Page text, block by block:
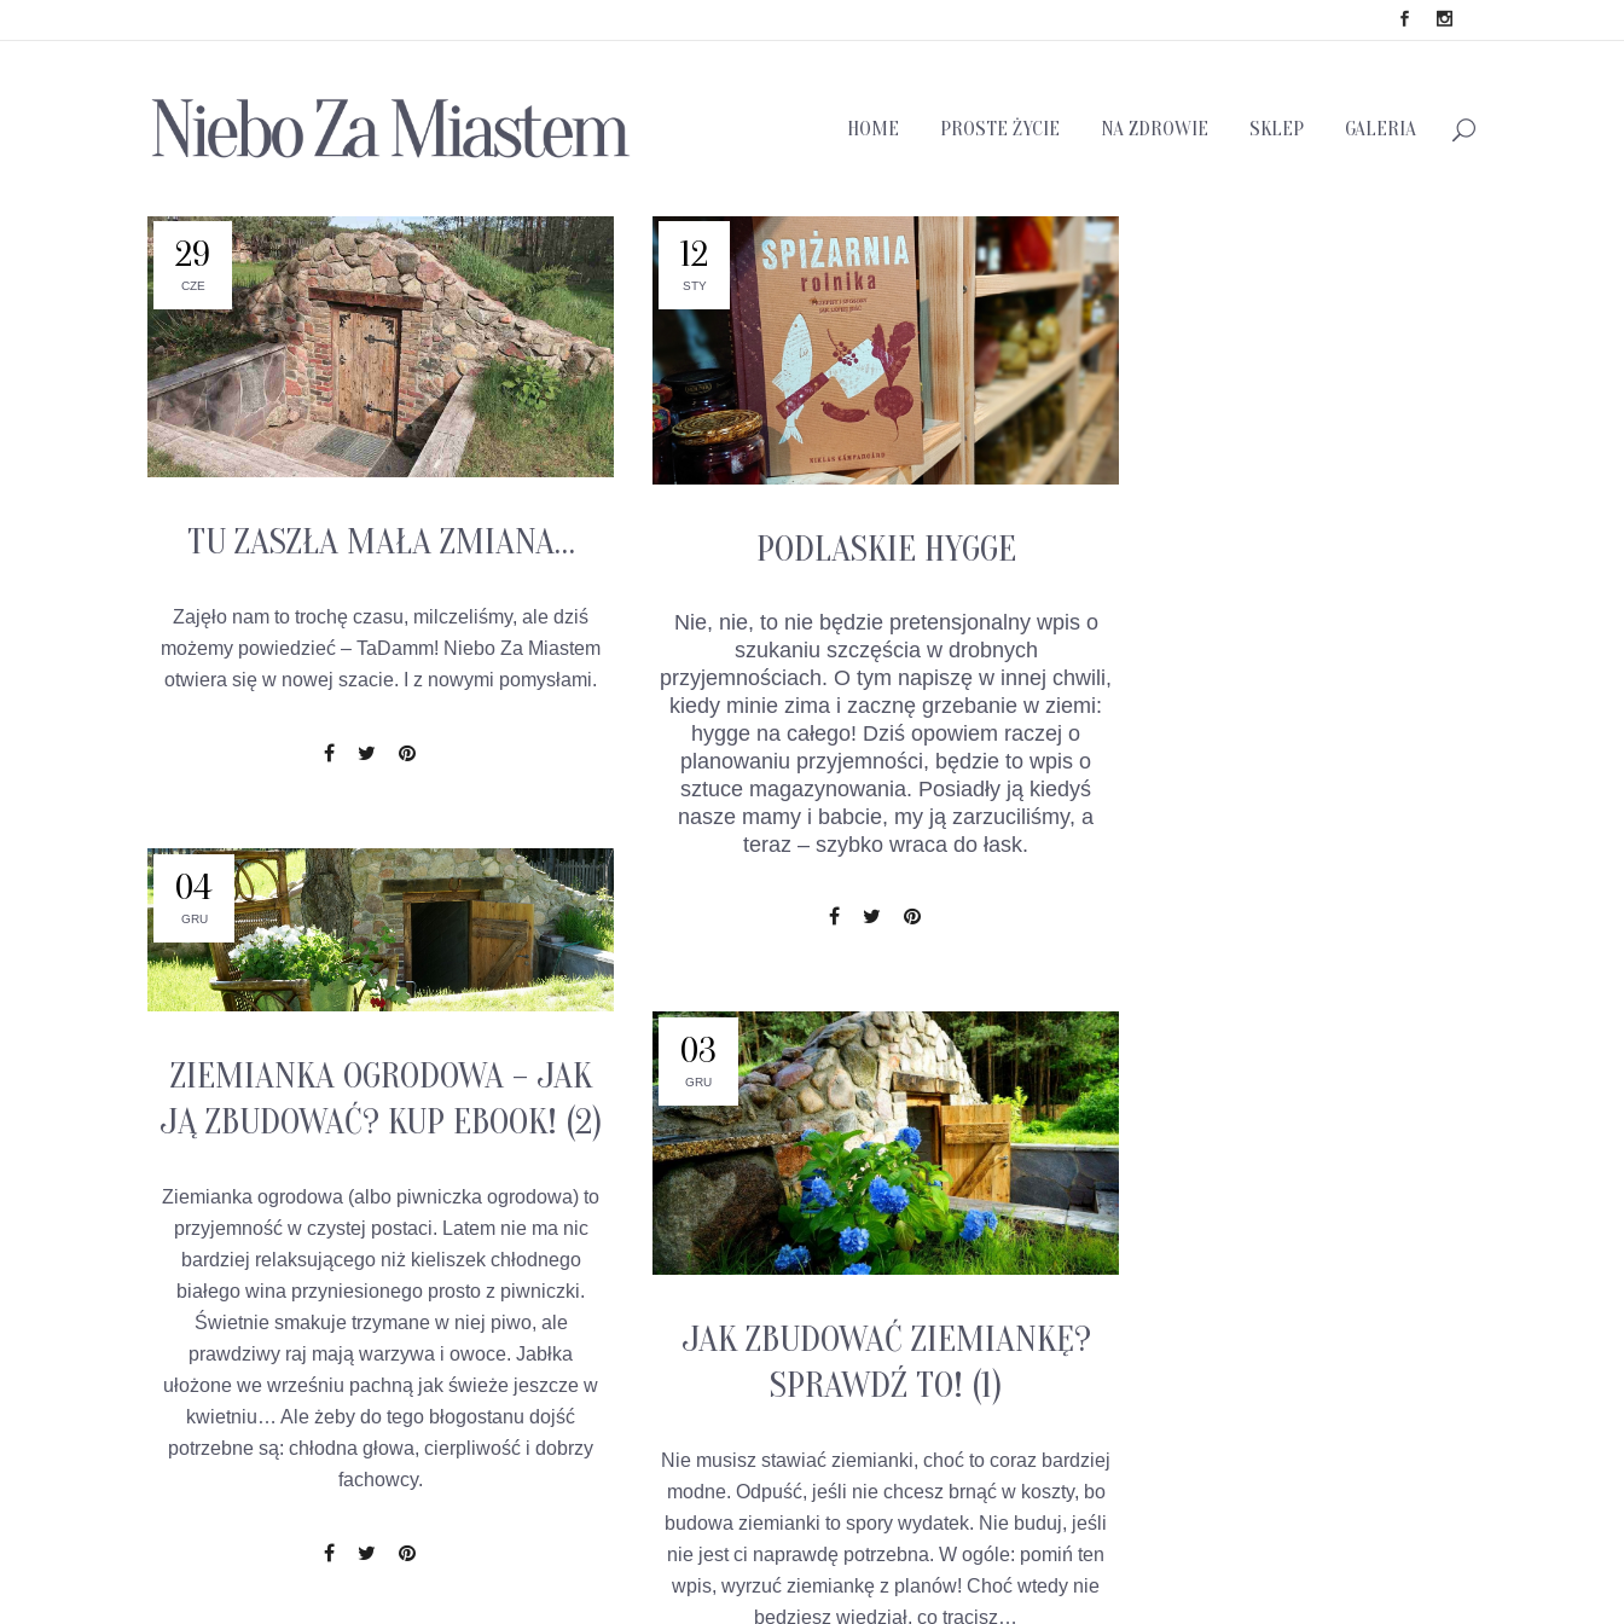
HOME PROSTE ŻYCIE NA ZDROWIE SKLEP GALERIA
29
CZE
TU ZASZŁA MAŁA ZMIANA…
Zajęło nam to trochę czasu, milczeliśmy, ale dziś
możemy powiedzieć – TaDamm! Niebo Za Miastem
otwiera się w nowej szacie. I z nowymi pomysłami.
12
STY
PODLASKIE HYGGE
Nie, nie, to nie będzie pretensjonalny wpis o
szukaniu szczęścia w drobnych
przyjemnościach. O tym napiszę w innej chwili,
kiedy minie zima i zacznę grzebanie w ziemi:
hygge na całego! Dziś opowiem raczej o
planowaniu przyjemności, będzie to wpis o
sztuce magazynowania. Posiadły ją kiedyś
nasze mamy i babcie, my ją zarzuciliśmy, a
teraz – szybko wraca do łask.
04
GRU
ZIEMIANKA OGRODOWA – JAK
JĄ ZBUDOWAĆ? KUP EBOOK! (2)
Ziemianka ogrodowa (albo piwniczka ogrodowa) to
przyjemność w czystej postaci. Latem nie ma nic
bardziej relaksującego niż kieliszek chłodnego
białego wina przyniesionego prosto z piwniczki.
Świetnie smakuje trzymane w niej piwo, ale
prawdziwy raj mają warzywa i owoce. Jabłka
ułożone we wrześniu pachną jak świeże jeszcze w
kwietniu… Ale żeby do tego błogostanu dojść
potrzebne są: chłodna głowa, cierpliwość i dobrzy
fachowcy.
03
GRU
JAK ZBUDOWAĆ ZIEMIANKĘ?
SPRAWDŹ TO! (1)
Nie musisz stawiać ziemianki, choć to coraz bardziej
modne. Odpuść, jeśli nie chcesz brnąć w koszty, bo
budowa ziemianki to spory wydatek. Nie buduj, jeśli
nie jest ci naprawdę potrzebna. W ogóle: pomiń ten
wpis, wyrzuć ziemiankę z planów! Choć wtedy nie
będziesz wiedział, co tracisz…